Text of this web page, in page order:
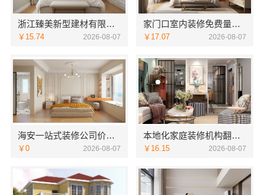
浙江臻美新型建材有限公司：正规装修质保学区房
￥15.74 2026-08-07
家门口室内装修免费量房，浙江宜美嘉装饰贴心服务
￥17.07 2026-08-07
海安一站式装修公司价格南通宏域全宅装饰建材有限公司预算
￥0 2026-08-07
本地化家庭装修机构翻新，嘉兴绿色之家建材科技有限公司
￥16.15 2026-08-07